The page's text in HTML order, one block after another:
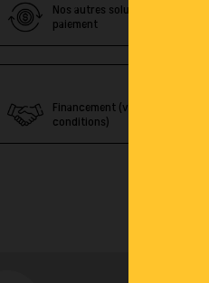
Nos autres solutions de
paiement
Financement (voir
conditions)